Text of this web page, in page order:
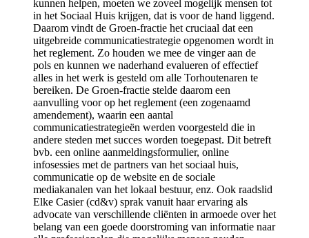
kunnen helpen, moeten we zoveel mogelijk mensen tot
in het Sociaal Huis krijgen, dat is voor de hand liggend.
Daarom vindt de Groen-fractie het cruciaal dat een
uitgebreide communicatiestrategie opgenomen wordt in
het reglement. Zo houden we mee de vinger aan de
pols en kunnen we naderhand evalueren of effectief
alles in het werk is gesteld om alle Torhoutenaren te
bereiken. De Groen-fractie stelde daarom een
aanvulling voor op het reglement (een zogenaamd
amendement), waarin een aantal
communicatiestrategieën werden voorgesteld die in
andere steden met succes worden toegepast. Dit betreft
bvb. een online aanmeldingsformulier, online
infosessies met de partners van het sociaal huis,
communicatie op de website en de sociale
mediakanalen van het lokaal bestuur, enz. Ook raadslid
Elke Casier (cd&v) sprak vanuit haar ervaring als
advocate van verschillende cliënten in armoede over het
belang van een goede doorstroming van informatie naar